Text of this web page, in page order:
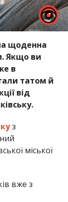
щоденна
Якщо ви
в
татом й
від
з
міської
вже з